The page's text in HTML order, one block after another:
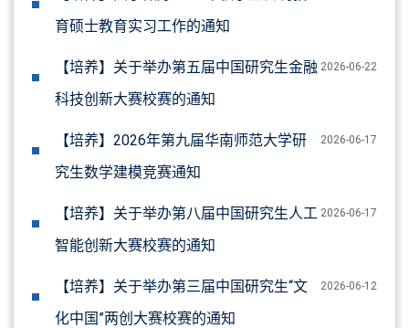
育硕士教育实习工作的通知
2026-06-22
【培养】关于举办第五届中国研究生金融
科技创新大赛校赛的通知
2026-06-17
【培养】2026年第九届华南师范大学研
究生数学建模竞赛通知
2026-06-17
【培养】关于举办第八届中国研究生人工
智能创新大赛校赛的通知
2026-06-12
【培养】关于举办第三届中国研究生“文
化中国”两创大赛校赛的通知